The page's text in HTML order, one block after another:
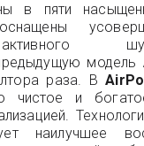
в пяти
модель
раза. В
чистое и
наилучшее